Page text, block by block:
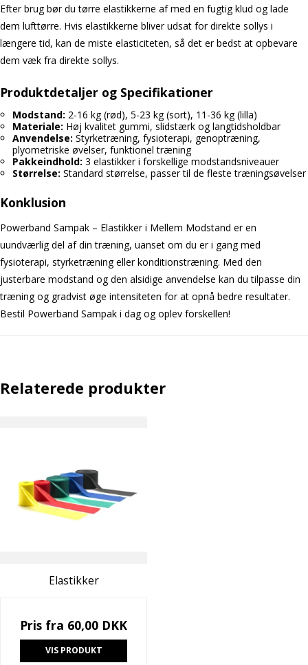
Efter brug bør du tørre elastikkerne af med en fugtig klud og lade
dem lufttørre. Hvis elastikkerne bliver udsat for direkte sollys i
længere tid, kan de miste elasticiteten, så det er bedst at opbevare
dem væk fra direkte sollys.
Produktdetaljer og Specifikationer
Modstand: 2-16 kg (rød), 5-23 kg (sort), 11-36 kg (lilla)
Materiale: Høj kvalitet gummi, slidstærk og langtidsholdbar
Anvendelse: Styrketræning, fysioterapi, genoptræning,
plyometriske øvelser, funktionel træning
Pakkeindhold: 3 elastikker i forskellige modstandsniveauer
Størrelse: Standard størrelse, passer til de fleste træningsøvelser
Konklusion
Powerband Sampak – Elastikker i Mellem Modstand er en
uundværlig del af din træning, uanset om du er i gang med
fysioterapi, styrketræning eller konditionstræning. Med den
justerbare modstand og den alsidige anvendelse kan du tilpasse din
træning og gradvist øge intensiteten for at opnå bedre resultater.
Bestil Powerband Sampak i dag og oplev forskellen!
Relaterede produkter
Elastikker
Pris fra 60,00 DKK
VIS PRODUKT